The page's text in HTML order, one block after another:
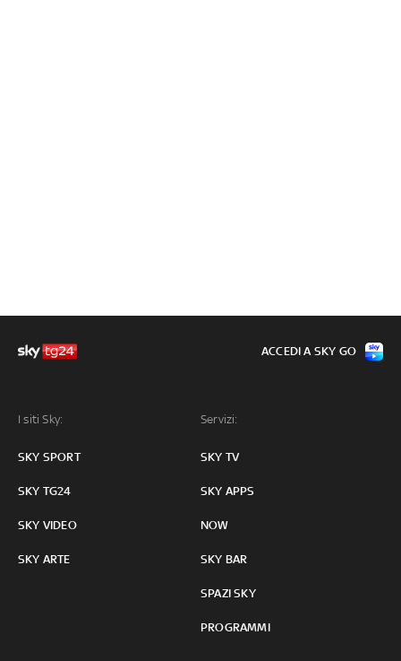
I siti Sky:
SKY SPORT
SKY TG24
SKY VIDEO
SKY ARTE
Servizi:
SKY TV
SKY APPS
NOW
SKY BAR
SPAZI SKY
PROGRAMMI
ACCEDI A SKY GO